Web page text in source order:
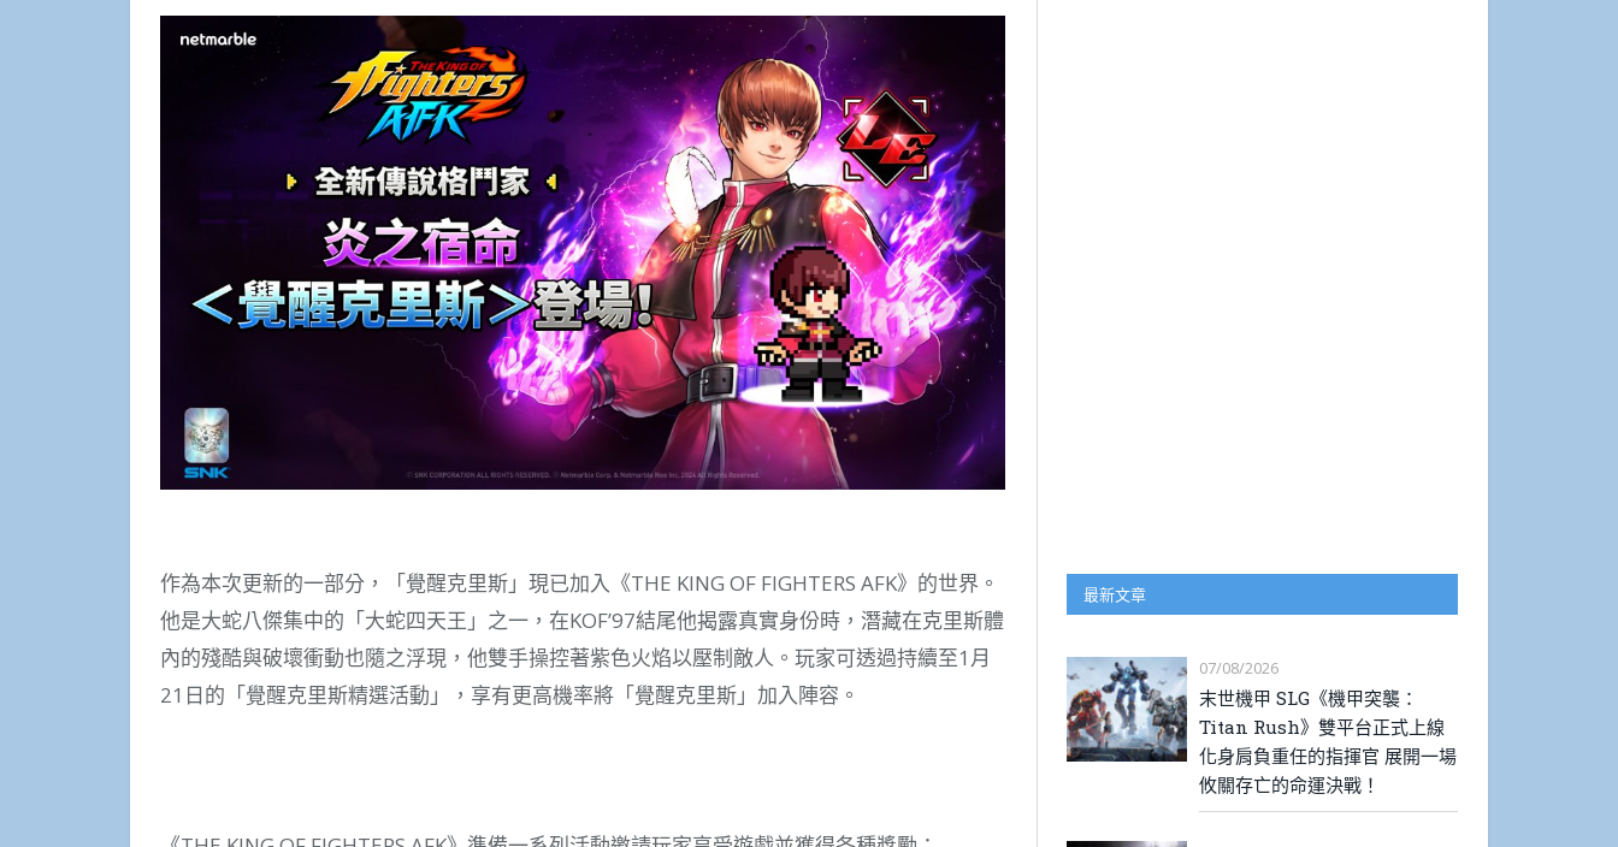
作為本次更新的一部分，「覺醒克里斯」現已加入《THE KING OF FIGHTERS AFK》的世界。
他是大蛇八傑集中的「大蛇四天王」之一，在KOF’97結尾他揭露真實身份時，潛藏在克里斯體
內的殘酷與破壞衝動也隨之浮現，他雙手操控著紫色火焰以壓制敵人。玩家可透過持續至1月
21日的「覺醒克里斯精選活動」，享有更高機率將「覺醒克里斯」加入陣容。
最新文章
07/08/2026
末世機甲 SLG《機甲突襲：
Titan Rush》雙平台正式上線
化身肩負重任的指揮官 展開一場
攸關存亡的命運決戰！